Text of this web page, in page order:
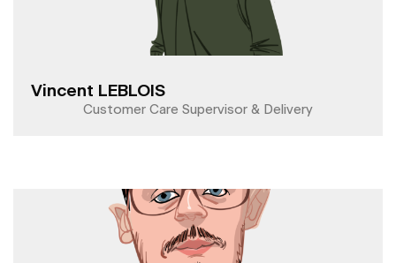
Vincent LEBLOIS
Customer Care Supervisor & Delivery